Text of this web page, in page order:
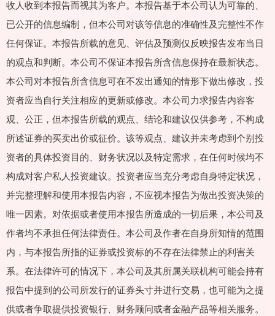
收人收到本报告而视其为客户。本报告基于本公司认为可靠的、
已公开的信息编制，但本公司对该等信息的准确性及完整性不作
任何保证。本报告所载的意见、评估及预测仅反映报告发布当日
的观点和判断。本公司不保证本报告所含信息保持在最新状态。
本公司对本报告所含信息可在不发出通知的情形下做出修改，投
资者应当自行关注相应的更新或修改。本公司力求报告内容客
观、公正，但本报告所载的观点、结论和建议仅供参考，不构成
所述证券的买卖出价或征价。该等观点、建议并未考虑到个别投
资者的具体投资目的、财务状况以及特定需求，在任何时候均不
构成对客户私人投资建议。投资者应当充分考虑自身特定状况，
并完整理解和使用本报告内容，不应视本报告为做出投资决策的
唯一因素。对依据或者使用本报告所造成的一切后果，本公司及
作者均不承担任何法律责任。本公司及作者在自身所知情的范围
内，与本报告所指的证券或投资标的不存在法律禁止的利害关
系。在法律许可的情况下，本公司及其所属关联机构可能会持有
报告中提到的公司所发行的证券头寸并进行交易，也可能为之提
供或者争取提供投资银行、财务顾问或者金融产品等相关服务。